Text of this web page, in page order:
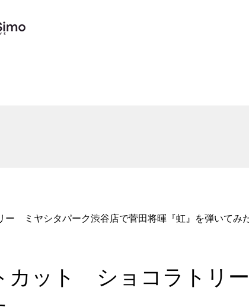
ミヤシタパーク渋谷店で菅田将暉『虹』を弾いてみ
カット ショコラトリ